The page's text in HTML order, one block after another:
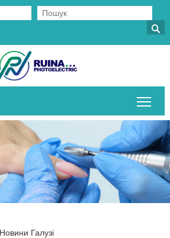

Новини Галузі